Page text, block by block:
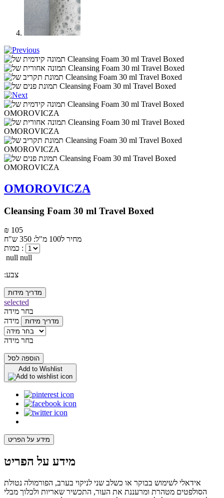
OMOROVICZA
Cleansing Foam 30 ml Travel Boxed
₪ 105
מחיר ל100 מ"ל: 350 ש"ח
כמות :
null null
:צבע
מדריך מידות
selected
בחר מידה
מידה
מדריך מידות
בחר מידה
הוספה לסל
Add to Wishlist
מידע על הפריט
מידע על הפריט
אידאלי לשימוש בבוקר או כשלב שני לניקוי בערב, הפורמולה נטולת
הסולפטים מטהרת ומרעננת את העור, התכשיר שאריות ולכלוך מבלי